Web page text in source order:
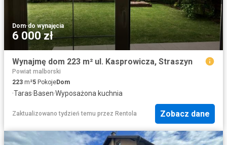
Dom·do wynajęcia
6 000 zł
Wynajmę dom 223 m² ul. Kasprowicza, Straszyn
Powiat malborski
223 m²5 PokojeDom
·Taras·Basen·Wyposażona kuchnia
Zaktualizowano tydzień temu przez Rentola Zobacz dane